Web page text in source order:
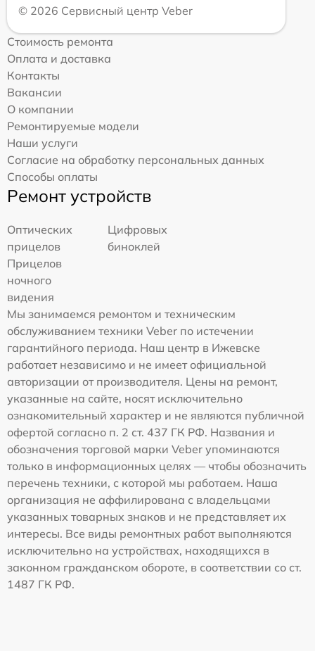
© 2026 Сервисный центр Veber
Стоимость ремонта
Оплата и доставка
Контакты
Вакансии
О компании
Ремонтируемые модели
Наши услуги
Согласие на обработку персональных данных
Способы оплаты
Ремонт устройств
Оптических
прицелов
Цифровых
биноклей
Прицелов
ночного
видения
Мы занимаемся ремонтом и техническим
обслуживанием техники Veber по истечении
гарантийного периода. Наш центр в Ижевске
работает независимо и не имеет официальной
авторизации от производителя. Цены на ремонт,
указанные на сайте, носят исключительно
ознакомительный характер и не являются публичной
офертой согласно п. 2 ст. 437 ГК РФ. Названия и
обозначения торговой марки Veber упоминаются
только в информационных целях — чтобы обозначить
перечень техники, с которой мы работаем. Наша
организация не аффилирована с владельцами
указанных товарных знаков и не представляет их
интересы. Все виды ремонтных работ выполняются
исключительно на устройствах, находящихся в
законном гражданском обороте, в соответствии со ст.
1487 ГК РФ.